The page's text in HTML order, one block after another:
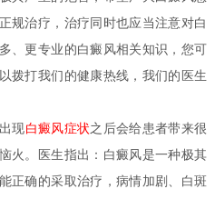
规治疗，治疗同时也应当注意对白
、更专业的白癜风相关知识，您可
拨打我们的健康热线，我们的医生
出现白癜风症状之后会给患者带来很
火。医生指出：白癜风是一种极其
正确的采取治疗，病情加剧、白斑